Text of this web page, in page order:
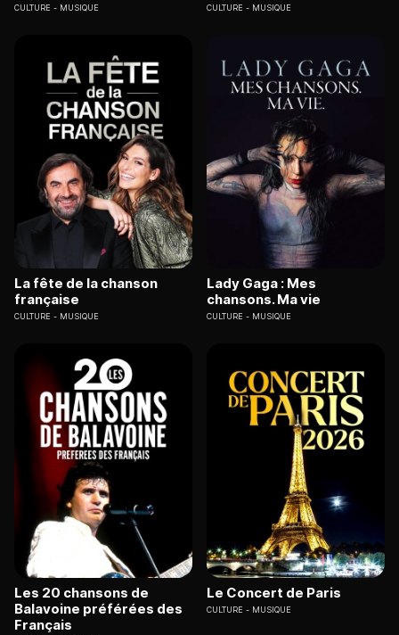
CULTURE MUSIQUE CULTURE MUSIQUE
La fête de la chanson
française
CULTURE MUSIQUE
Lady Gaga : Mes
chansons. Ma vie
CULTURE MUSIQUE
Les 20 chansons de
Balavoine préférées des
Français
Le Concert de Paris
CULTURE MUSIQUE